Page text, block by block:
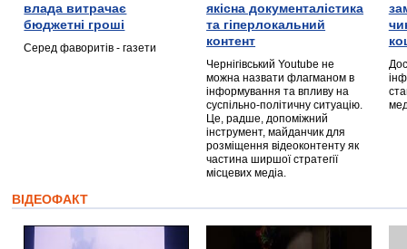
влада витрачає
бюджетні гроші
Серед фаворитів - газети
якісна документалістика
та гіперлокальний
контент
Чернігівський Youtube не
можна назвати флагманом в
інформування та впливу на
суспільно-політичну ситуацію.
Це, радше, допоміжний
інструмент, майданчик для
розміщення відеоконтенту як
частина ширшої стратегії
місцевих медіа.
ВІДЕОФАКТ